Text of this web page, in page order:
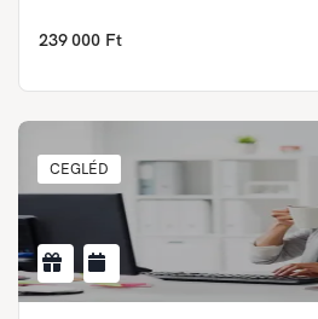
239 000 Ft
CEGLÉD